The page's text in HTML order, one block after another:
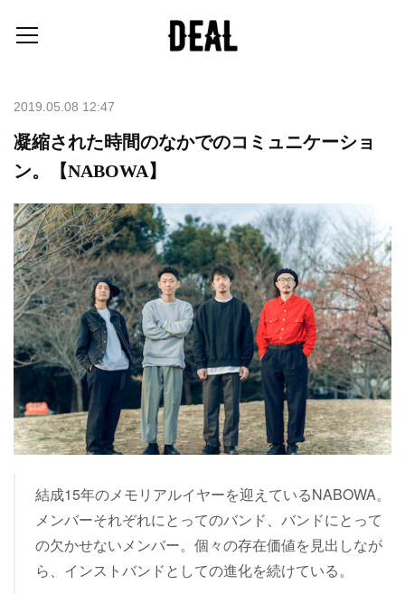
2019.05.08 12:47
凝縮された時間のなかでのコミュニケーショ
ン。【NABOWA】
結成15年のメモリアルイヤーを迎えているNABOWA。
メンバーそれぞれにとってのバンド、バンドにとって
の欠かせないメンバー。個々の存在価値を見出しなが
ら、インストバンドとしての進化を続けている。